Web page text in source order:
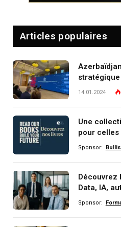
Articles populaires
stratégique
14.01.2024
Une
pour celles
Sponsor:
Data, IA,
Sponsor: